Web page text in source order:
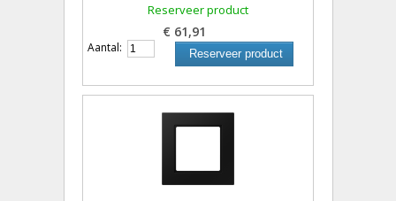
Reserveer product
€ 61,91
Aantal: Reserveer product